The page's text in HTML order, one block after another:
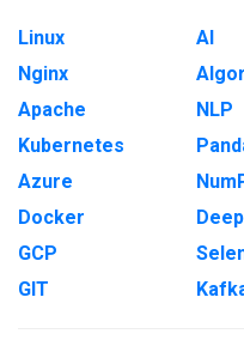
Linux
Nginx
Apache
Kubernetes
Azure
Docker
GCP
GIT
AI
NLP